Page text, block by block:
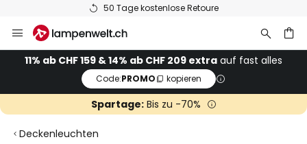
50 Tage kostenlose Retoure
Inhalt
springen
11% ab CHF 159 & 14% ab CHF 209 extra auf fast alles
Code:PROMO kopieren
Spartage:Bis zu -70%
Deckenleuchten